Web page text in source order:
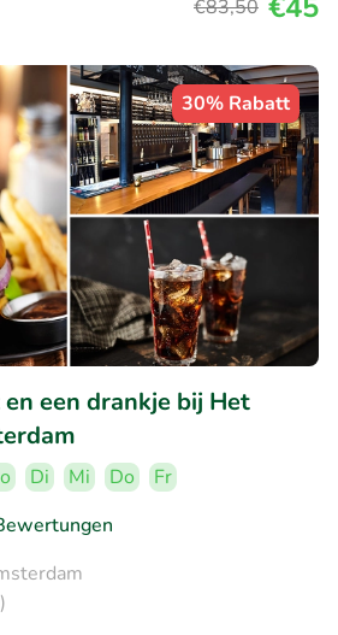
€83,50 €45
30% Rabatt
een drankje bij Het
Di Mi Do
Fr